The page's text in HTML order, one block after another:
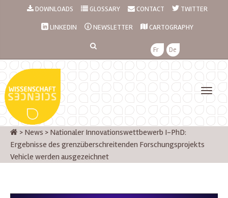
DOWNLOADS GLOSSARY CONTACT TWITTER
LINKEDIN NEWSLETTER CARTOGRAPHY
Fr De
> News > Nationaler Innovationswettbewerb I-PhD:
Ergebnisse des grenzüberschreitenden Forschungsprojekts
Vehicle werden ausgezeichnet